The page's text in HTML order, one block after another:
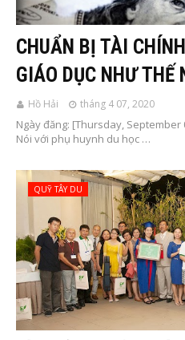
CHUẨN BỊ TÀI
GIÁO DỤC NHƯ THẾ
Hồ Hải tháng 4 07, 2020
Ngày đăng: [Thursday, September
Nói với phụ huynh du học …
QUỸ TÂY DU